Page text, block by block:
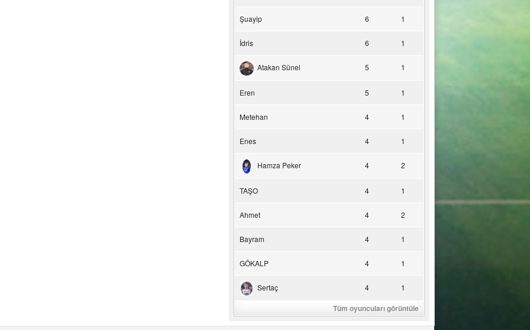
Şuayip 6 1
İdris 6 1
Atakan Sünel 5 1
Eren 5 1
Metehan 4 1
Enes 4 1
Hamza Peker 4 2
TAŞO 4 1
Ahmet 4 2
Bayram 4 1
GÖKALP 4 1
Sertaç 4 1
Tüm oyuncuları görüntüle